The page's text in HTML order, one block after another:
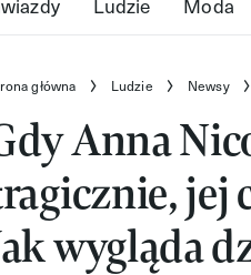
główna Ludzie Newsy
Anna
jej
wygląda